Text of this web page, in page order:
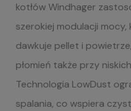
kotłów Windhager
szerokiej modulacji
dawkuje pellet i
płomień także przy
Technologia LowDust
spalania, co wspiera